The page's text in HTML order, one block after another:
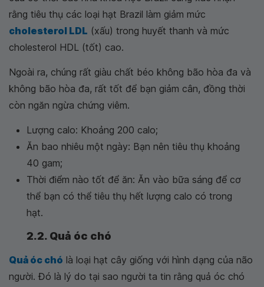
rằng tiêu thụ các loại hạt Brazil làm giảm mức
cholesterol LDL (xấu) trong huyết thanh và mức
cholesterol HDL (tốt) cao.
Ngoài ra, chúng rất giàu chất béo không bão hòa đa và
không bão hòa đa, rất tốt để bạn giảm cân, đồng thời
còn ngăn ngừa chứng viêm.
Lượng calo: Khoảng 200 calo;
Ăn bao nhiêu một ngày: Bạn nên tiêu thụ khoảng
40 gam;
Thời điểm nào tốt để ăn: Ăn vào bữa sáng để cơ
thể bạn có thể tiêu thụ hết lượng calo có trong
hạt.
2.2. Quả óc chó
Quả óc chó là loại hạt cây giống với hình dạng của não
người. Đó là lý do tại sao người ta tin rằng quả óc chó